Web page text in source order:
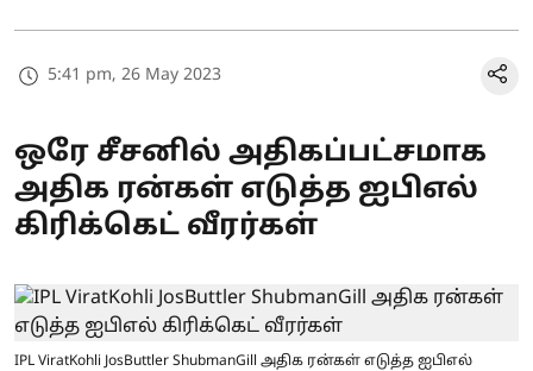
5:41 pm, 26 May 2023
ஒரே சீசனில் அதிகப்பட்சமாக
அதிக ரன்கள் எடுத்த ஐபிஎல்
கிரிக்கெட் வீரர்கள்
IPL ViratKohli JosButtler ShubmanGill அதிக ரன்கள் எடுத்த ஐபிஎல்